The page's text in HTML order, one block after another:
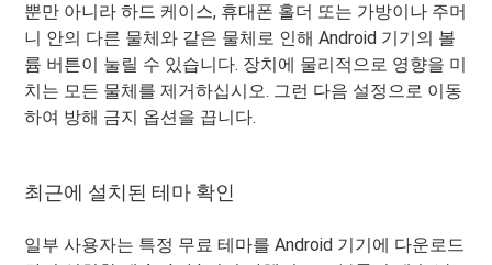
뿐만 아니라 하드 케이스, 휴대폰 홀더 또는 가방이나 주머
니 안의 다른 물체와 같은 물체로 인해 Android 기기의 볼
륨 버튼이 눌릴 수 있습니다. 장치에 물리적으로 영향을 미
치는 모든 물체를 제거하십시오. 그런 다음 설정으로 이동
하여 방해 금지 옵션을 끕니다.
최근에 설치된 테마 확인
일부 사용자는 특정 무료 테마를 Android 기기에 다운로드